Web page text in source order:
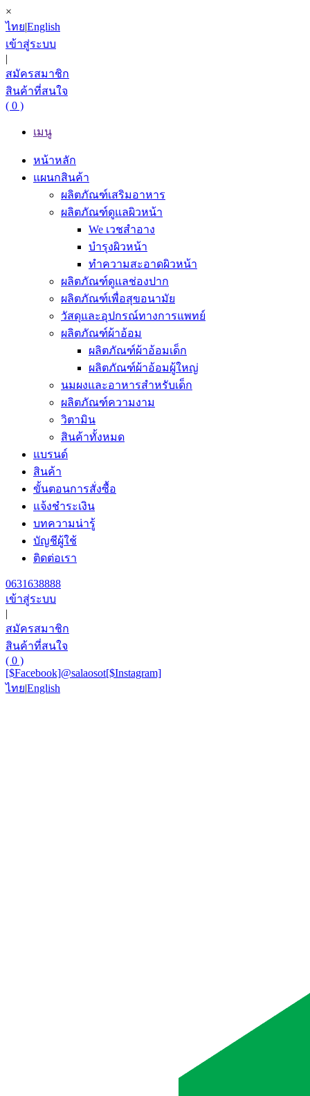
×
ไทย|English
เข้าสู่ระบบ
|
สมัครสมาชิก
สินค้าที่สนใจ
( 0 )
เมนู
หน้าหลัก
แผนกสินค้า
ผลิตภัณฑ์เสริมอาหาร
ผลิตภัณฑ์ดูแลผิวหน้า
We เวชสำอาง
บำรุงผิวหน้า
ทำความสะอาดผิวหน้า
ผลิตภัณฑ์ดูแลช่องปาก
ผลิตภัณฑ์เพื่อสุขอนามัย
วัสดุและอุปกรณ์ทางการแพทย์
ผลิตภัณฑ์ผ้าอ้อม
ผลิตภัณฑ์ผ้าอ้อมเด็ก
ผลิตภัณฑ์ผ้าอ้อมผู้ใหญ่
นมผงและอาหารสำหรับเด็ก
ผลิตภัณฑ์ความงาม
วิตามิน
สินค้าทั้งหมด
แบรนด์
สินค้า
ขั้นตอนการสั่งซื้อ
แจ้งชำระเงิน
บทความน่ารู้
บัญชีผู้ใช้
ติดต่อเรา
0631638888
เข้าสู่ระบบ
|
สมัครสมาชิก
สินค้าที่สนใจ
( 0 )
[$Facebook]@salaosot[$Instagram]
ไทย|English